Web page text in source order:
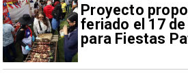
Proyecto
feriado el 17
para Fiestas